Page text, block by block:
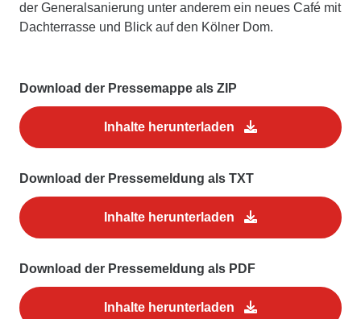
der Generalsanierung unter anderem ein neues Café mit
Dachterrasse und Blick auf den Kölner Dom.
Download der Pressemappe als ZIP
Inhalte herunterladen
Download der Pressemeldung als TXT
Inhalte herunterladen
Download der Pressemeldung als PDF
Inhalte herunterladen